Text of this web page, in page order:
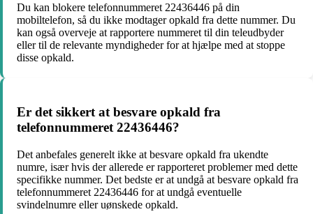
Du kan blokere telefonnummeret 22436446 på din
mobiltelefon, så du ikke modtager opkald fra dette nummer. Du
kan også overveje at rapportere nummeret til din teleudbyder
eller til de relevante myndigheder for at hjælpe med at stoppe
disse opkald.
Er det sikkert at besvare opkald fra
telefonnummeret 22436446?
Det anbefales generelt ikke at besvare opkald fra ukendte
numre, især hvis der allerede er rapporteret problemer med dette
specifikke nummer. Det bedste er at undgå at besvare opkald fra
telefonnummeret 22436446 for at undgå eventuelle
svindelnumre eller uønskede opkald.